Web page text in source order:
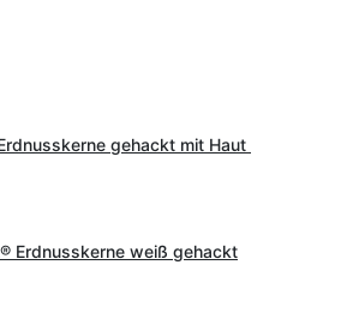
gehackt mit Haut